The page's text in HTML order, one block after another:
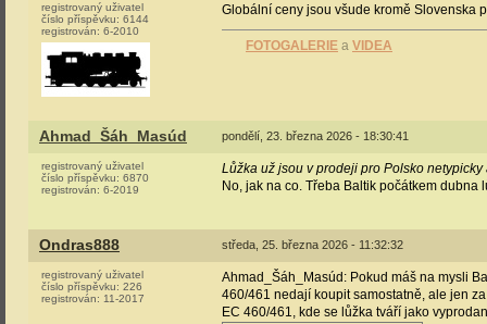
registrovaný uživatel
číslo příspěvku: 6144
registrován: 6-2010
Globální ceny jsou všude kromě Slovenska
FOTOGALERIE a VIDEA
Ahmad_Šáh_Masúd pondělí, 23. března 2026 - 18:30:41
registrovaný uživatel
číslo příspěvku: 6870
registrován: 6-2019
Lůžka už jsou v prodeji pro Polsko
No, jak na co. Třeba Baltik počátkem
Ondras888 středa, 25. března 2026 - 11:32:32
registrovaný uživatel
číslo příspěvku: 226
registrován: 11-2017
Ahmad_Šáh_Masúd: Pokud máš na mysli
460/461 nedají koupit samostatně, ale jen
EC 460/461, kde se lůžka tváří jako